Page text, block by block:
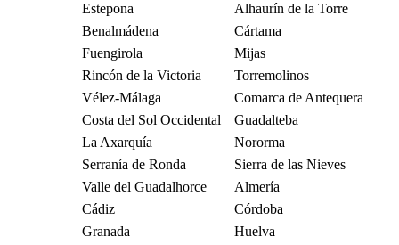
Estepona
Alhaurín de la Torre
Benalmádena
Cártama
Fuengirola
Mijas
Rincón de la Victoria
Torremolinos
Vélez-Málaga
Comarca de Antequera
Costa del Sol Occidental
Guadalteba
La Axarquía
Nororma
Serranía de Ronda
Sierra de las Nieves
Valle del Guadalhorce
Almería
Cádiz
Córdoba
Granada
Huelva